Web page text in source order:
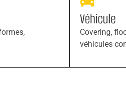
Véhicule
Covering,
véhicules